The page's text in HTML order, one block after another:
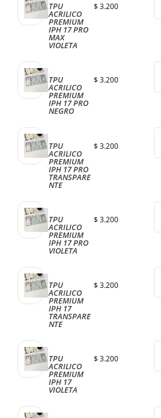
TPU
ACRILICO
PREMIUM
IPH 17 PRO
MAX
VIOLETA
$ 3.200
TPU
ACRILICO
PREMIUM
IPH 17 PRO
NEGRO
$ 3.200
TPU
ACRILICO
PREMIUM
IPH 17 PRO
TRANSPARE
NTE
$ 3.200
TPU
ACRILICO
PREMIUM
IPH 17 PRO
VIOLETA
$ 3.200
TPU
ACRILICO
PREMIUM
IPH 17
TRANSPARE
NTE
$ 3.200
TPU
ACRILICO
PREMIUM
IPH 17
VIOLETA
$ 3.200